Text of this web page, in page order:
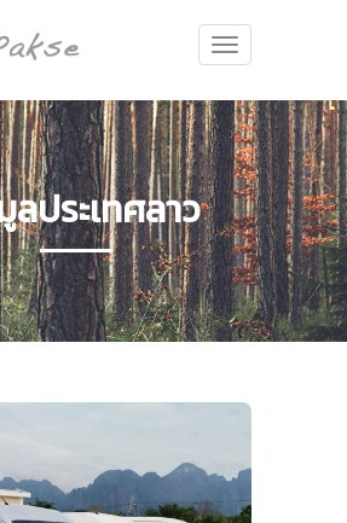
Toggle
navigation
ประเทศลาว